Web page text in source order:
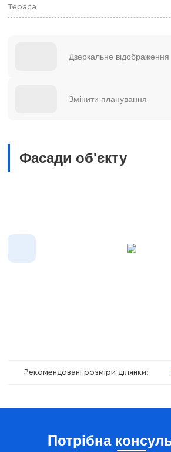
Тераса
Дзеркальне відображення
Змінити планування
Фасади об'єкту
Рекомендовані розміри ділянки:
Потрібна